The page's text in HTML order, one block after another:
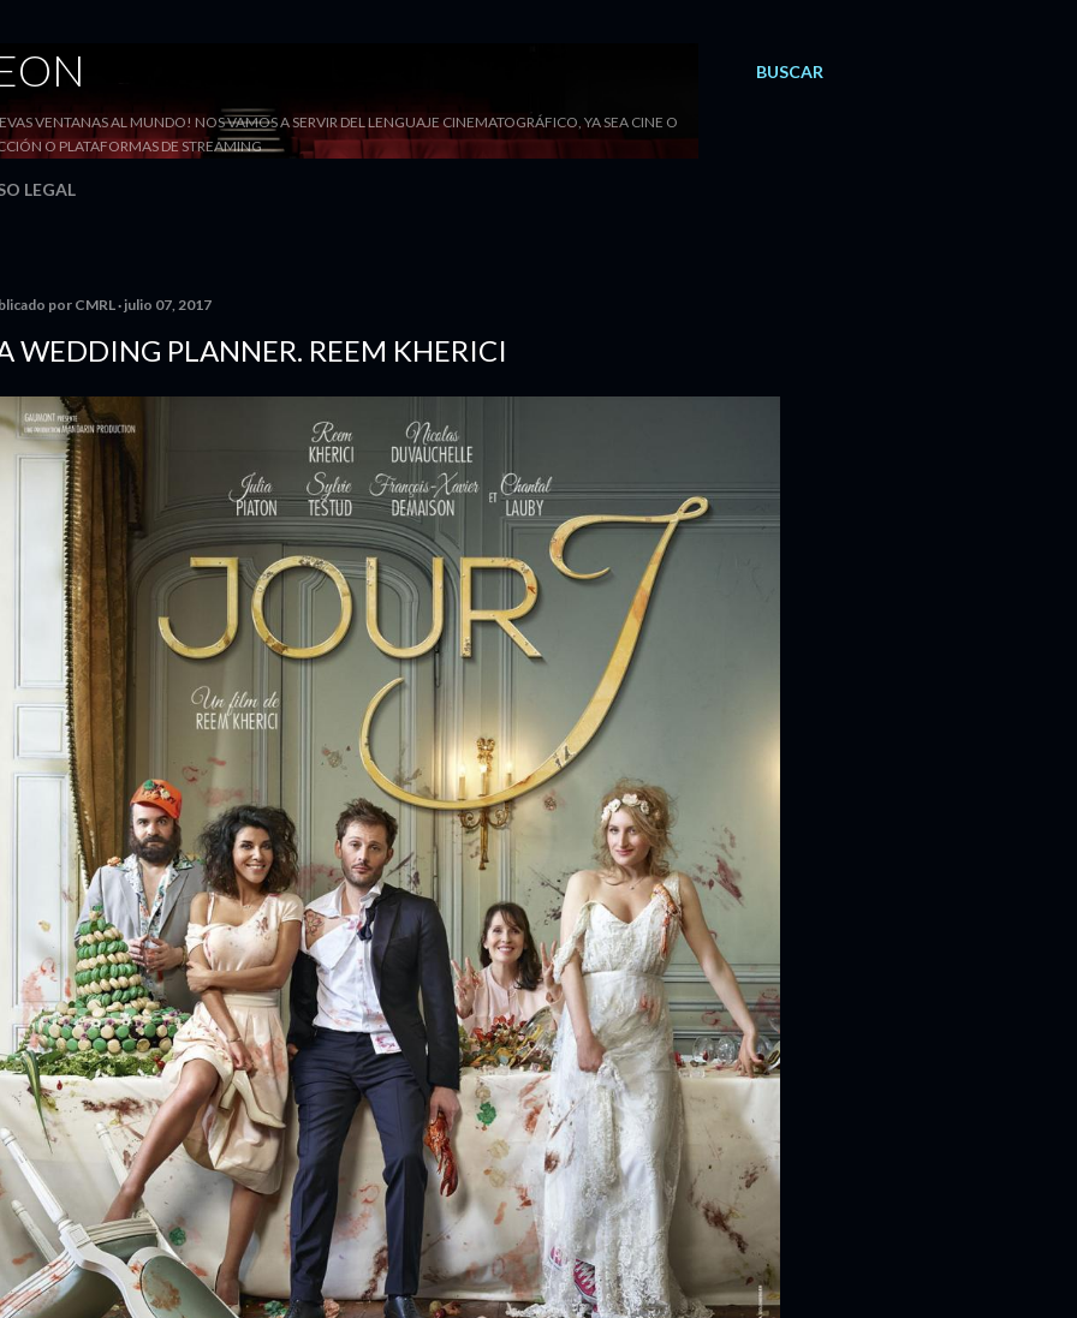
BUSCAR
VENTANAS AL MUNDO! NOS VAMOS A SERVIR DEL LENGUAJE CINEMATOGRÁFICO, YA SEA CINE O
O PLATAFORMAS DE STREAMING
LEGAL
por CMRL julio 07, 2017
WEDDING PLANNER. REEM KHERICI